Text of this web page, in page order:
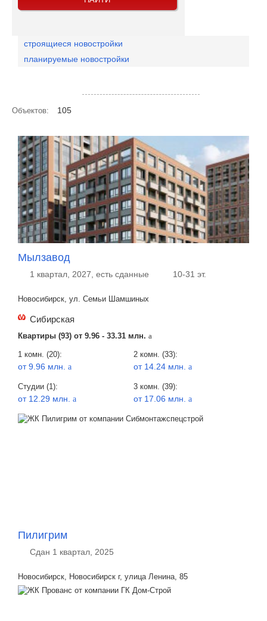
строящиеся новостройки
планируемые новостройки
Объектов: 105
Мылзавод
1 квартал, 2027, есть сданные 10-31 эт.
Новосибирск, ул. Семьи Шамшиных
Сибирская
Квартиры (93) от 9.96 - 33.31 млн. a
1 комн. (20):
от 9.96 млн. a
2 комн. (33):
от 14.24 млн. a
Студии (1):
от 12.29 млн. a
3 комн. (39):
от 17.06 млн. a
Пилигрим
Сдан 1 квартал, 2025
Новосибирск, Новосибирск г, улица Ленина, 85